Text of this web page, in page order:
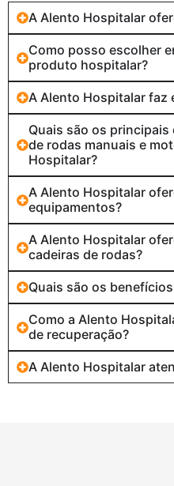
A Alento Hospitalar
Como posso escolher
produto hospitalar?
A Alento Hospitalar faz
Quais são os
de rodas manuais e
Hospitalar?
A Alento Hospitalar
equipamentos?
A Alento Hospitalar
cadeiras de rodas?
Quais são os
Como a Alento
de recuperação?
A Alento Hospitalar